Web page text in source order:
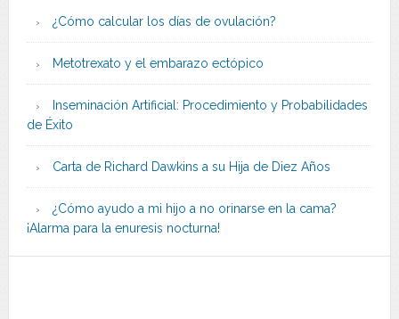
¿Cómo calcular los días de ovulación?
Metotrexato y el embarazo ectópico
Inseminación Artificial: Procedimiento y Probabilidades
de Éxito
Carta de Richard Dawkins a su Hija de Diez Años
¿Cómo ayudo a mi hijo a no orinarse en la cama?
¡Alarma para la enuresis nocturna!